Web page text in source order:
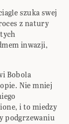
szuka swej
z natury
inwazji,
Bobola
Nie mniej
i to miedzy
podgrzewaniu